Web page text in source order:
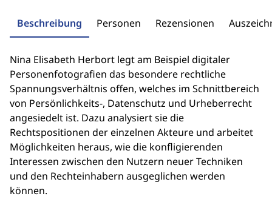
Beschreibung Personen Rezensionen
Nina Elisabeth Herbort legt am Beispiel digitaler
Personenfotografien das besondere rechtliche
Spannungsverhältnis offen, welches im Schnittbereich
von Persönlichkeits-, Datenschutz und Urheberrecht
angesiedelt ist. Dazu analysiert sie die
Rechtspositionen der einzelnen Akteure und arbeitet
Möglichkeiten heraus, wie die konfligierenden
Interessen zwischen den Nutzern neuer Techniken
und den Rechteinhabern ausgeglichen werden
können.